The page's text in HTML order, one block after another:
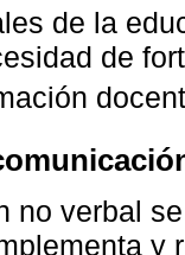
de la
de
no verbal
y